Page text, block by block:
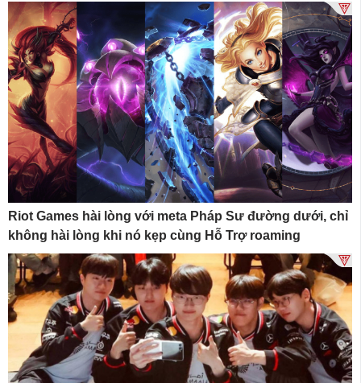
Riot Games hài lòng với meta Pháp Sư đường dưới, chỉ
không hài lòng khi nó kẹp cùng Hỗ Trợ roaming